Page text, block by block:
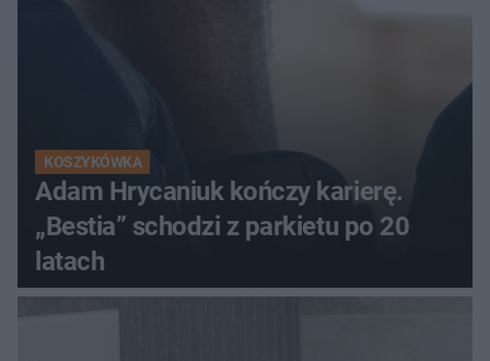
KOSZYKÓWKA
Adam Hrycaniuk kończy karierę.
„Bestia” schodzi z parkietu po 20
latach